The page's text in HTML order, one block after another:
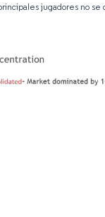
jugadores no